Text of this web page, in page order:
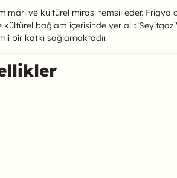
ve kültürel mirası temsil eder.
bağlam içerisinde yer alır.
bir katkı sağlamaktadır.
aşağıda bulabilirsiniz.